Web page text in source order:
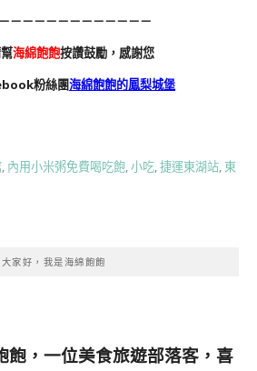
－－－－－－－－－－－－
海綿飽飽按讚鼓勵，感謝您
粉絲團海綿飽飽的鳳梨城堡
內用小米粥免費喝吃飽 小吃 捷運東湖站 東
大家好，我是海綿飽飽
，一位美食旅遊部落客， 喜